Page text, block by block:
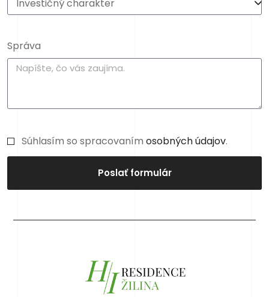
Správa
Súhlasím so spracovanímosobných údajov.
Poslať formulár